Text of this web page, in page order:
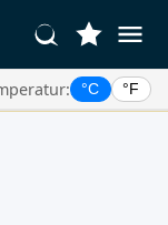
°C °F